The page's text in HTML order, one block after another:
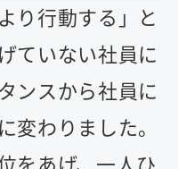
り行動する」と
ていない社員に
ンスから社員に
変わりました。
をあげ、一人ひ